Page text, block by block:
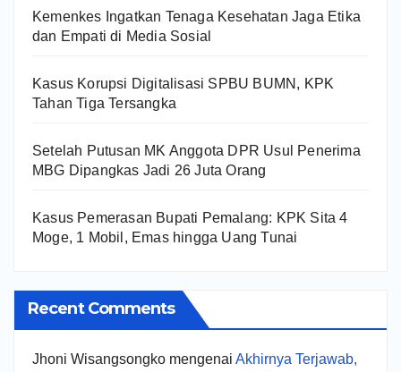
Kemenkes Ingatkan Tenaga Kesehatan Jaga Etika
dan Empati di Media Sosial
Kasus Korupsi Digitalisasi SPBU BUMN, KPK
Tahan Tiga Tersangka
Setelah Putusan MK Anggota DPR Usul Penerima
MBG Dipangkas Jadi 26 Juta Orang
Kasus Pemerasan Bupati Pemalang: KPK Sita 4
Moge, 1 Mobil, Emas hingga Uang Tunai
Recent Comments
Jhoni Wisangsongko mengenai Akhirnya Terjawab,